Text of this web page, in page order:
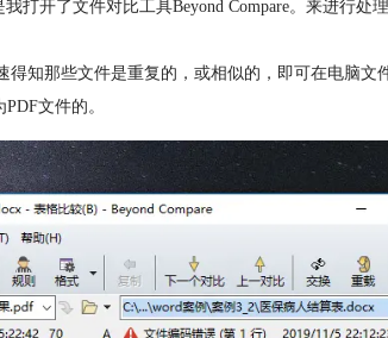
开了文件对比工具Beyond Compare。来进行处
知那些文件是重复的，或相似的，即可在电脑文
文件的。